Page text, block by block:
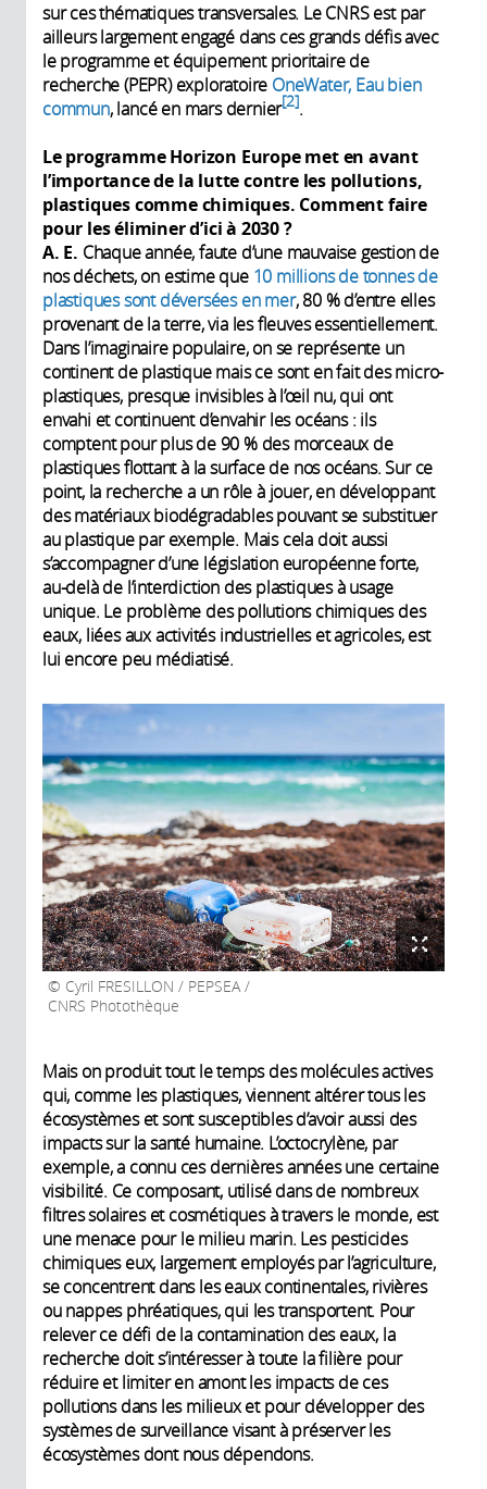
sur ces thématiques transversales. Le CNRS est par
ailleurs largement engagé dans ces grands défis avec
le programme et équipement prioritaire de
recherche (PEPR) exploratoire OneWater, Eau bien
commun, lancé en mars dernier 2 .
Le programme Horizon Europe met en avant
l’importance de la lutte contre les pollutions,
plastiques comme chimiques. Comment faire
pour les éliminer d’ici à 2030 ?
A. E. Chaque année, faute d’une mauvaise gestion de
nos déchets, on estime que 10 millions de tonnes de
plastiques sont déversées en mer, 80 % d’entre elles
provenant de la terre, via les fleuves essentiellement.
Dans l’imaginaire populaire, on se représente un
continent de plastique mais ce sont en fait des micro-
plastiques, presque invisibles à l’œil nu, qui ont
envahi et continuent d’envahir les océans : ils
comptent pour plus de 90 % des morceaux de
plastiques flottant à la surface de nos océans. Sur ce
point, la recherche a un rôle à jouer, en développant
des matériaux biodégradables pouvant se substituer
au plastique par exemple. Mais cela doit aussi
s’accompagner d’une législation européenne forte,
au-delà de l’interdiction des plastiques à usage
unique. Le problème des pollutions chimiques des
eaux, liées aux activités industrielles et agricoles, est
lui encore peu médiatisé.
Cyril FRESILLON / PEPSEA /
CNRS Photothèque
Mais on produit tout le temps des molécules actives
qui, comme les plastiques, viennent altérer tous les
écosystèmes et sont susceptibles d’avoir aussi des
impacts sur la santé humaine. L’octocrylène, par
exemple, a connu ces dernières années une certaine
visibilité. Ce composant, utilisé dans de nombreux
filtres solaires et cosmétiques à travers le monde, est
une menace pour le milieu marin. Les pesticides
chimiques eux, largement employés par l’agriculture,
se concentrent dans les eaux continentales, rivières
ou nappes phréatiques, qui les transportent. Pour
relever ce défi de la contamination des eaux, la
recherche doit s’intéresser à toute la filière pour
réduire et limiter en amont les impacts de ces
pollutions dans les milieux et pour développer des
systèmes de surveillance visant à préserver les
écosystèmes dont nous dépendons.